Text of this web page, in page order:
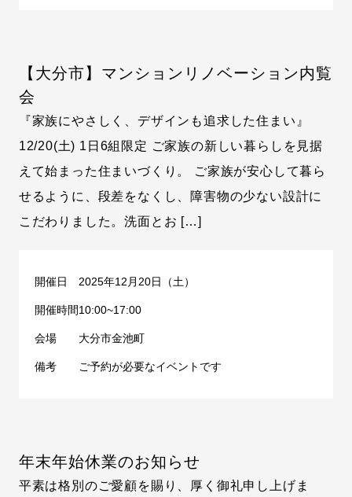
【大分市】マンションリノベーション内覧
会
『家族にやさしく、デザインも追求した住まい』
12/20(土) 1日6組限定 ご家族の新しい暮らしを見据
えて始まった住まいづくり。 ご家族が安心して暮ら
せるように、段差をなくし、障害物の少ない設計に
こだわりました。洗面とお […]
開催日 2025年12月20日（土）
開催時間10:00~17:00
会場 大分市金池町
備考 ご予約が必要なイベントです
年末年始休業のお知らせ
平素は格別のご愛顧を賜り、厚く御礼申し上げま